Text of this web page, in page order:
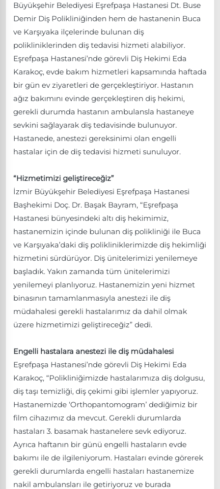
Büyükşehir Belediyesi Eşrefpaşa Hastanesi Dt. Buse
Demir Diş Polikliniğinden hem de hastanenin Buca
ve Karşıyaka ilçelerinde bulunan diş
polikliniklerinden diş tedavisi hizmeti alabiliyor.
Eşrefpaşa Hastanesi’nde görevli Diş Hekimi Eda
Karakoç, evde bakım hizmetleri kapsamında haftada
bir gün ev ziyaretleri de gerçekleştiriyor. Hastanın
ağız bakımını evinde gerçekleştiren diş hekimi,
gerekli durumda hastanın ambulansla hastaneye
sevkini sağlayarak diş tedavisinde bulunuyor.
Hastanede, anestezi gereksinimi olan engelli
hastalar için de diş tedavisi hizmeti sunuluyor.
“Hizmetimizi geliştireceğiz”
İzmir Büyükşehir Belediyesi Eşrefpaşa Hastanesi
Başhekimi Doç. Dr. Başak Bayram, “Eşrefpaşa
Hastanesi bünyesindeki altı diş hekimimiz,
hastanemizin içinde bulunan diş polikliniği ile Buca
ve Karşıyaka’daki diş polikliniklerimizde diş hekimliği
hizmetini sürdürüyor. Diş ünitelerimizi yenilemeye
başladık. Yakın zamanda tüm ünitelerimizi
yenilemeyi planlıyoruz. Hastanemizin yeni hizmet
binasının tamamlanmasıyla anestezi ile diş
müdahalesi gerekli hastalarımız da dahil olmak
üzere hizmetimizi geliştireceğiz” dedi.
Engelli hastalara anestezi ile diş müdahalesi
Eşrefpaşa Hastanesi’nde görevli Diş Hekimi Eda
Karakoç, “Polikliniğimizde hastalarımıza diş dolgusu,
diş taşı temizliği, diş çekimi gibi işlemler yapıyoruz.
Hastanemizde ‘Orthopantomogram’ dediğimiz bir
film cihazımız da mevcut. Gerekli durumlarda
hastaları 3. basamak hastanelere sevk ediyoruz.
Ayrıca haftanın bir günü engelli hastaların evde
bakımı ile de ilgileniyorum. Hastaları evinde görerek
gerekli durumlarda engelli hastaları hastanemize
nakil ambulansları ile getiriyoruz ve burada